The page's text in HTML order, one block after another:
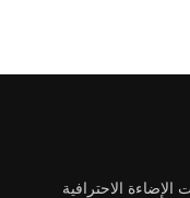
الاحترافية